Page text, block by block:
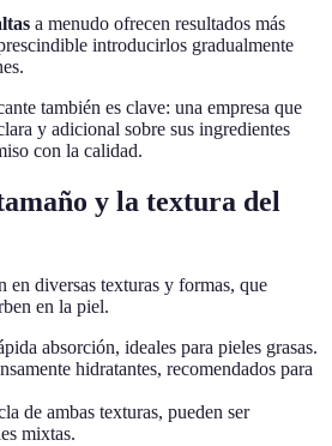
a menudo ofrecen resultados más
introducirlos gradualmente
también es clave: una empresa que
y adicional sobre sus ingredientes
con la calidad.
y la textura del
en diversas texturas y formas, que
en la piel.
absorción, ideales para pieles grasas.
hidratantes, recomendados para
de ambas texturas, pueden ser
mixtas.